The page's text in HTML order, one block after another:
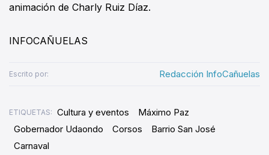
animación de Charly Ruiz Díaz.
INFOCAÑUELAS
Escrito por: Redacción InfoCañuelas
ETIQUETAS: Cultura y eventos
Máximo Paz
Gobernador Udaondo
Corsos
Barrio San José
Carnaval